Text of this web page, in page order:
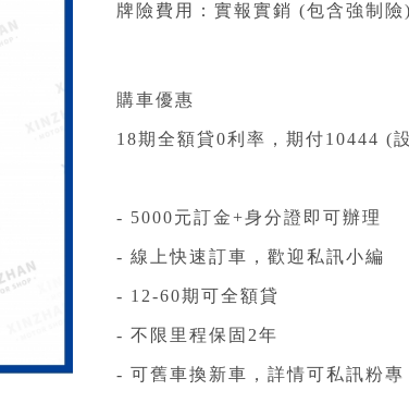
牌險費用：實報實銷 (包含強制
購車優惠
18期全額貸0利率，期付10444 (
- 5000元訂金+身分證即可辦
- 線上快速訂車，歡迎私訊小
- 12-60期可全額貸⁣⁣⁣⁣⁣⁣⁣⁣⁣
- 不限里程保固2年
- 可舊車換新車，詳情可私訊粉專⁣⁣⁣⁣